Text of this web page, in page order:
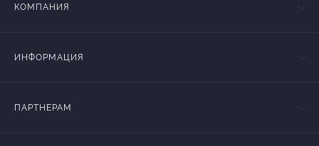
КОМПАНИЯ
ИНФОРМАЦИЯ
ПАРТНЕРАМ